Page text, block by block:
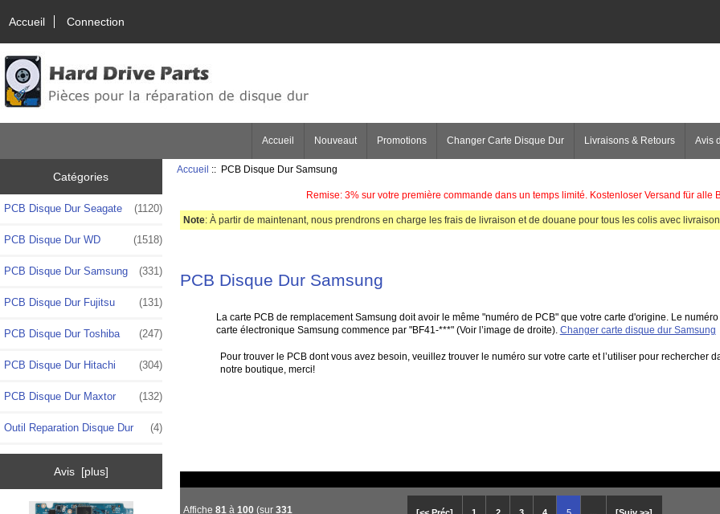
Accueil Connection
Accueil Nouveaut Promotions Changer Carte Disque Dur Livraisons & Retours Avis
Catégories
PCB Disque Dur Seagate (1120)
PCB Disque Dur WD (1518)
PCB Disque Dur Samsung (331)
PCB Disque Dur Fujitsu (131)
PCB Disque Dur Toshiba (247)
PCB Disque Dur Hitachi (304)
PCB Disque Dur Maxtor (132)
Outil Reparation Disque Dur (4)
Avis [plus]
Accueil :: PCB Disque Dur Samsung
Remise: 3% sur votre première commande dans un temps limité. Kostenloser Versand für alle
Note: À partir de maintenant, nous prendrons en charge les frais de livraison et de douane pour tous les colis avec
PCB Disque Dur Samsung
La carte PCB de remplacement Samsung doit avoir le même "numéro de PCB" que votre carte d'origine. Le numéro
carte électronique Samsung commence par "BF41-***" (Voir l’image de droite). Changer carte disque dur Samsung
Pour trouver le PCB dont vous avez besoin, veuillez trouver le numéro sur votre carte et l’utiliser pour rechercher
notre boutique, merci!
Affiche 81 à 100(sur 331